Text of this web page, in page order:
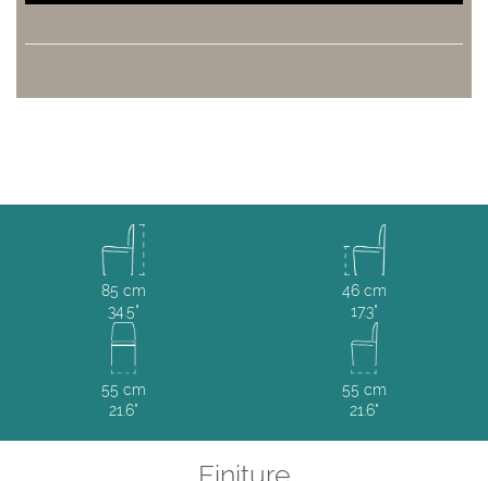
85 cm
34.5"
46 cm
17.3"
55 cm
21.6"
55 cm
21.6"
Finiture